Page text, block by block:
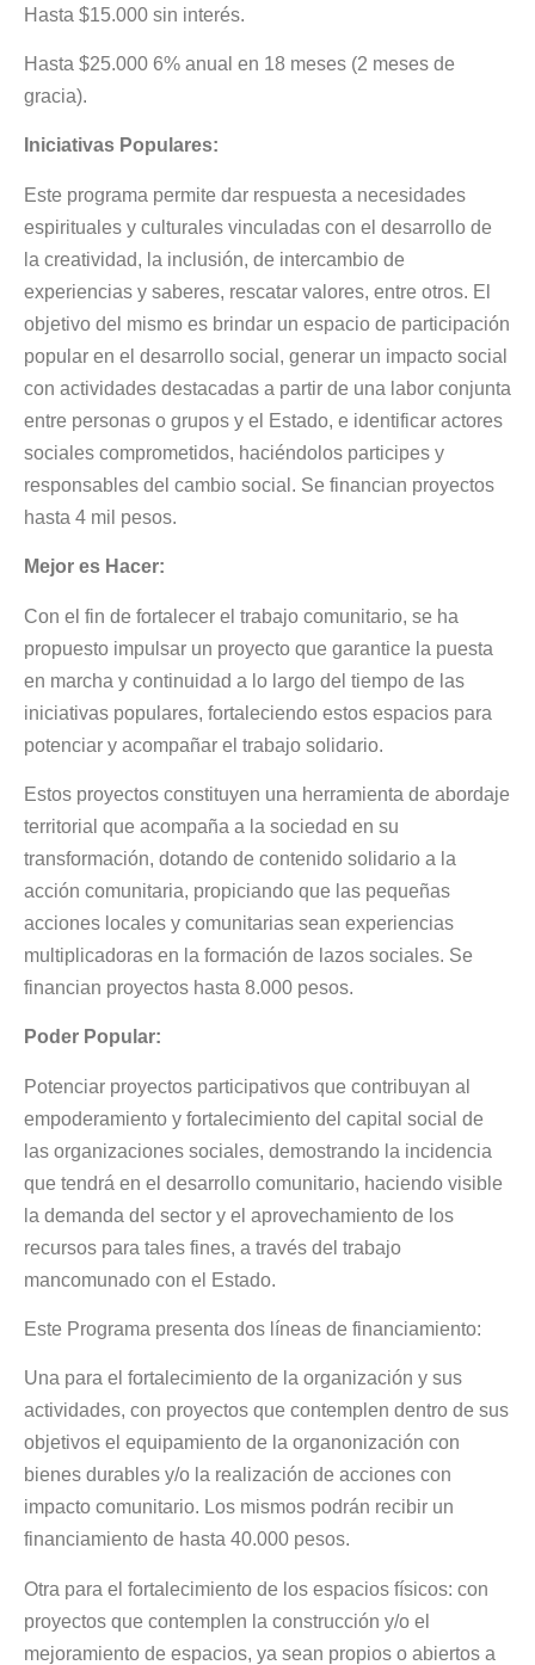
Hasta $15.000 sin interés.
Hasta $25.000 6% anual en 18 meses (2 meses de
gracia).
Iniciativas Populares:
Este programa permite dar respuesta a necesidades
espirituales y culturales vinculadas con el desarrollo de
la creatividad, la inclusión, de intercambio de
experiencias y saberes, rescatar valores, entre otros. El
objetivo del mismo es brindar un espacio de participación
popular en el desarrollo social, generar un impacto social
con actividades destacadas a partir de una labor conjunta
entre personas o grupos y el Estado, e identificar actores
sociales comprometidos, haciéndolos participes y
responsables del cambio social. Se financian proyectos
hasta 4 mil pesos.
Mejor es Hacer:
Con el fin de fortalecer el trabajo comunitario, se ha
propuesto impulsar un proyecto que garantice la puesta
en marcha y continuidad a lo largo del tiempo de las
iniciativas populares, fortaleciendo estos espacios para
potenciar y acompañar el trabajo solidario.
Estos proyectos constituyen una herramienta de abordaje
territorial que acompaña a la sociedad en su
transformación, dotando de contenido solidario a la
acción comunitaria, propiciando que las pequeñas
acciones locales y comunitarias sean experiencias
multiplicadoras en la formación de lazos sociales. Se
financian proyectos hasta 8.000 pesos.
Poder Popular:
Potenciar proyectos participativos que contribuyan al
empoderamiento y fortalecimiento del capital social de
las organizaciones sociales, demostrando la incidencia
que tendrá en el desarrollo comunitario, haciendo visible
la demanda del sector y el aprovechamiento de los
recursos para tales fines, a través del trabajo
mancomunado con el Estado.
Este Programa presenta dos líneas de financiamiento:
Una para el fortalecimiento de la organización y sus
actividades, con proyectos que contemplen dentro de sus
objetivos el equipamiento de la organonización con
bienes durables y/o la realización de acciones con
impacto comunitario. Los mismos podrán recibir un
financiamiento de hasta 40.000 pesos.
Otra para el fortalecimiento de los espacios físicos: con
proyectos que contemplen la construcción y/o el
mejoramiento de espacios, ya sean propios o abiertos a